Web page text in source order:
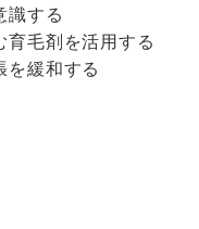
識する
育毛剤を活用する
を緩和する